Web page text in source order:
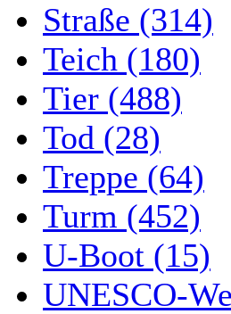
Straße (314)
Teich (180)
Tier (488)
Tod (28)
Treppe (64)
Turm (452)
U-Boot (15)
UNESCO-